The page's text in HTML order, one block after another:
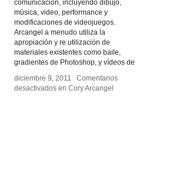
comunicación, incluyendo dibujo,
música, video, performance y
modificaciones de videojuegos.
Arcangel a menudo utiliza la
apropiación y re utilización de
materiales existentes como baile,
gradientes de Photoshop, y vídeos de
diciembre 9, 2011 / Comentarios
desactivados en Cory Arcangel
diciembre 9, 2011 / Comentarios
desactivados en Cory Arcangel